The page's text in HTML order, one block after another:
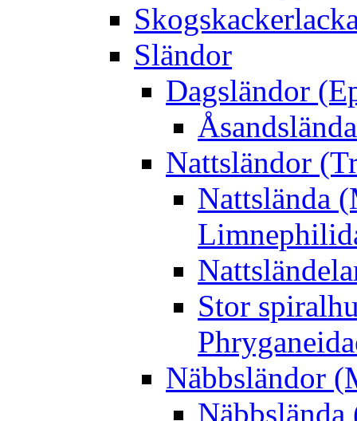
Sländor
Dagsländor
Nattsländor
Nattslända
Stor
Näbbsländor